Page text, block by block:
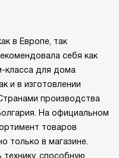
в Европе, так
себя как
класса для дома
и в изготовлении
производства
На официальном
товаров
только в магазине.
способную